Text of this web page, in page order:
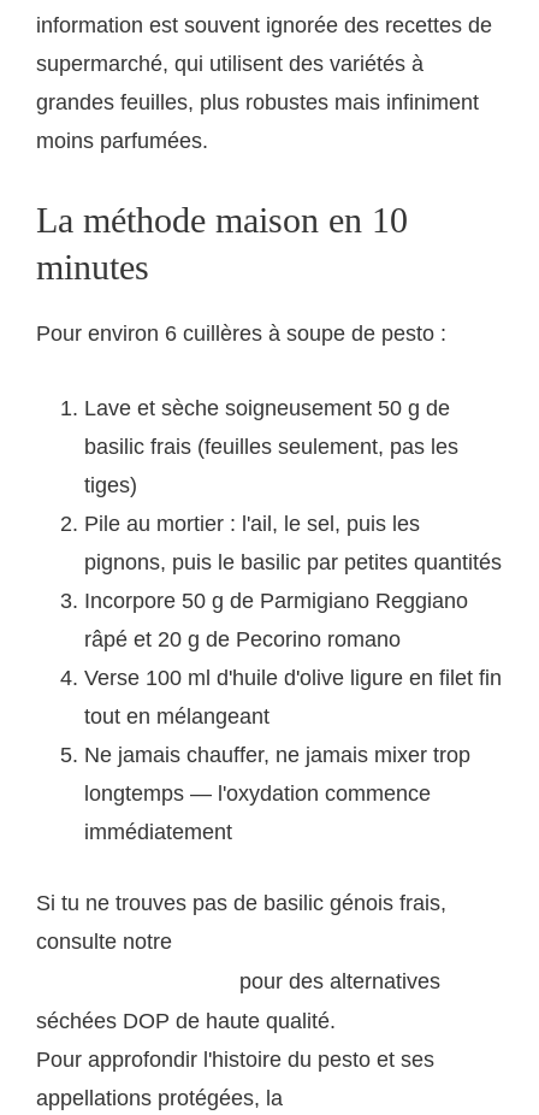
information est souvent ignorée des recettes de
supermarché, qui utilisent des variétés à
grandes feuilles, plus robustes mais infiniment
moins parfumées.
La méthode maison en 10
minutes
Pour environ 6 cuillères à soupe de pesto :
Lave et sèche soigneusement 50 g de
basilic frais (feuilles seulement, pas les
tiges)
Pile au mortier : l'ail, le sel, puis les
pignons, puis le basilic par petites quantités
Incorpore 50 g de Parmigiano Reggiano
râpé et 20 g de Pecorino romano
Verse 100 ml d'huile d'olive ligure en filet fin
tout en mélangeant
Ne jamais chauffer, ne jamais mixer trop
longtemps — l'oxydation commence
immédiatement
Si tu ne trouves pas de basilic génois frais,
consulte notre
pour des alternatives
séchées DOP de haute qualité.
Pour approfondir l'histoire du pesto et ses
appellations protégées, la